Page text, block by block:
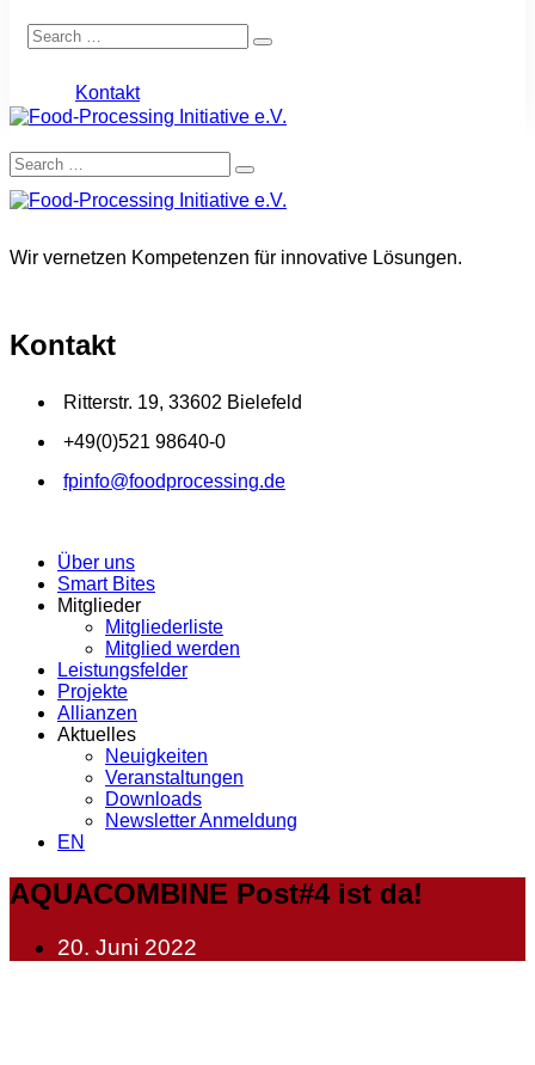
Kontakt
Wir vernetzen Kompetenzen für innovative Lösungen.
Kontakt
Ritterstr. 19, 33602 Bielefeld
+49(0)521 98640-0
fpinfo@foodprocessing.de
Über uns
Smart Bites
Mitglieder
Mitgliederliste
Mitglied werden
Leistungsfelder
Projekte
Allianzen
Aktuelles
Neuigkeiten
Veranstaltungen
Downloads
Newsletter Anmeldung
EN
AQUACOMBINE Post#4 ist da!
20. Juni 2022